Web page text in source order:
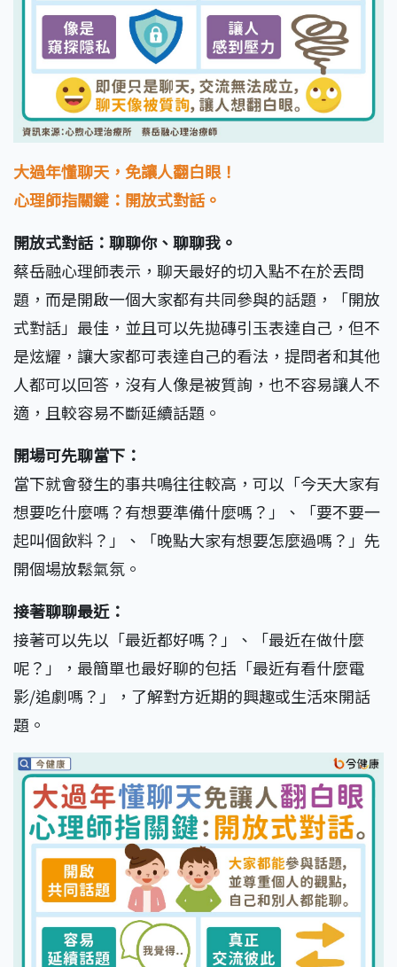
大過年懂聊天，免讓人翻白眼！
心理師指關鍵：開放式對話。
開放式對話：聊聊你、聊聊我。
蔡岳融心理師表示，聊天最好的切入點不在於丟問
題，而是開啟一個大家都有共同參與的話題，「開放
式對話」最佳，並且可以先拋磚引玉表達自己，但不
是炫耀，讓大家都可表達自己的看法，提問者和其他
人都可以回答，沒有人像是被質詢，也不容易讓人不
適，且較容易不斷延續話題。
開場可先聊當下：
當下就會發生的事共鳴往往較高，可以「今天大家有
想要吃什麼嗎？有想要準備什麼嗎？」、「要不要一
起叫個飲料？」、「晚點大家有想要怎麼過嗎？」先
開個場放鬆氣氛。
接著聊聊最近：
接著可以先以「最近都好嗎？」、「最近在做什麼
呢？」，最簡單也最好聊的包括「最近有看什麼電
影/追劇嗎？」，了解對方近期的興趣或生活來開話
題。